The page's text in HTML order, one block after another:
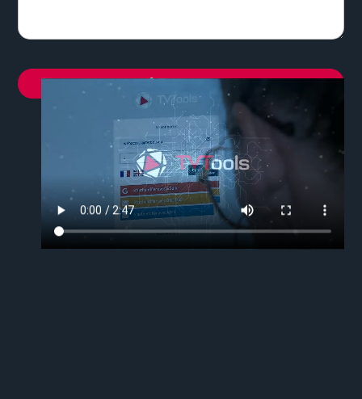
Envoyer